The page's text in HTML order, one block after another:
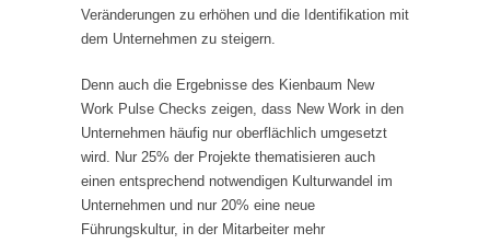
Veränderungen zu erhöhen und die Identifikation mit
dem Unternehmen zu steigern.
Denn auch die Ergebnisse des Kienbaum New
Work Pulse Checks zeigen, dass New Work in den
Unternehmen häufig nur oberflächlich umgesetzt
wird. Nur 25% der Projekte thematisieren auch
einen entsprechend notwendigen Kulturwandel im
Unternehmen und nur 20% eine neue
Führungskultur, in der Mitarbeiter mehr